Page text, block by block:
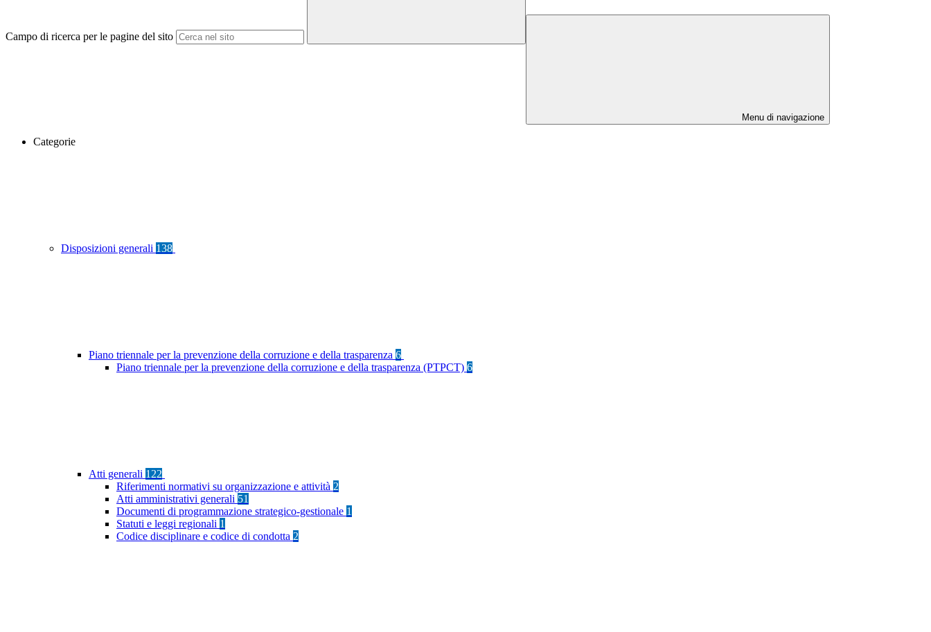
Campo di ricerca per le pagine del sito
Menu di navigazione
Categorie
Disposizioni generali 138
Piano triennale per la prevenzione della corruzione e della trasparenza 6
Piano triennale per la prevenzione della corruzione e della trasparenza (PTPCT) 6
Atti generali 122
Riferimenti normativi su organizzazione e attività 2
Atti amministrativi generali 51
Documenti di programmazione strategico-gestionale 1
Statuti e leggi regionali 1
Codice disciplinare e codice di condotta 2